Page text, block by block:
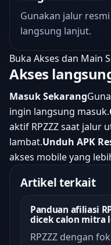
Gunakan jalur
langsung lanjut.
Buka Akses dan Main
Akses
Masuk Sekarang
ingin langsung masuk.
aktif RPZZZ saat jalur
lambat.Unduh APK
akses mobile yang
Artikel terkait
Panduan afiliasi
dicek calon mitra
RPZZZ dengan